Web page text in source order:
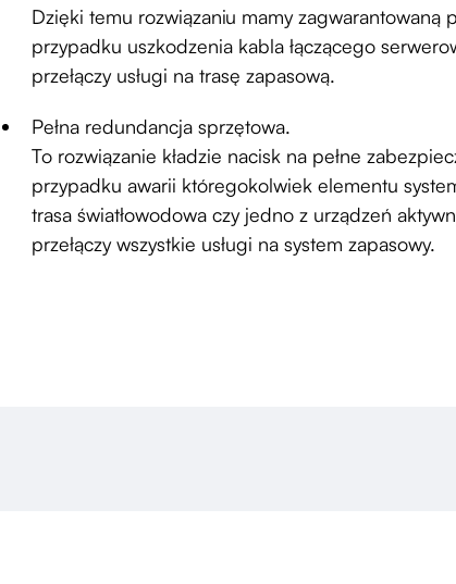
Dzięki temu rozwiązaniu mamy zagwarantowaną
przypadku uszkodzenia kabla łączącego
przełączy usługi na trasę zapasową.
Pełna redundancja sprzętowa.
To rozwiązanie kładzie nacisk na pełne
przypadku awarii któregokolwiek elementu
trasa światłowodowa czy jedno z urządzeń
przełączy wszystkie usługi na system zapasowy.